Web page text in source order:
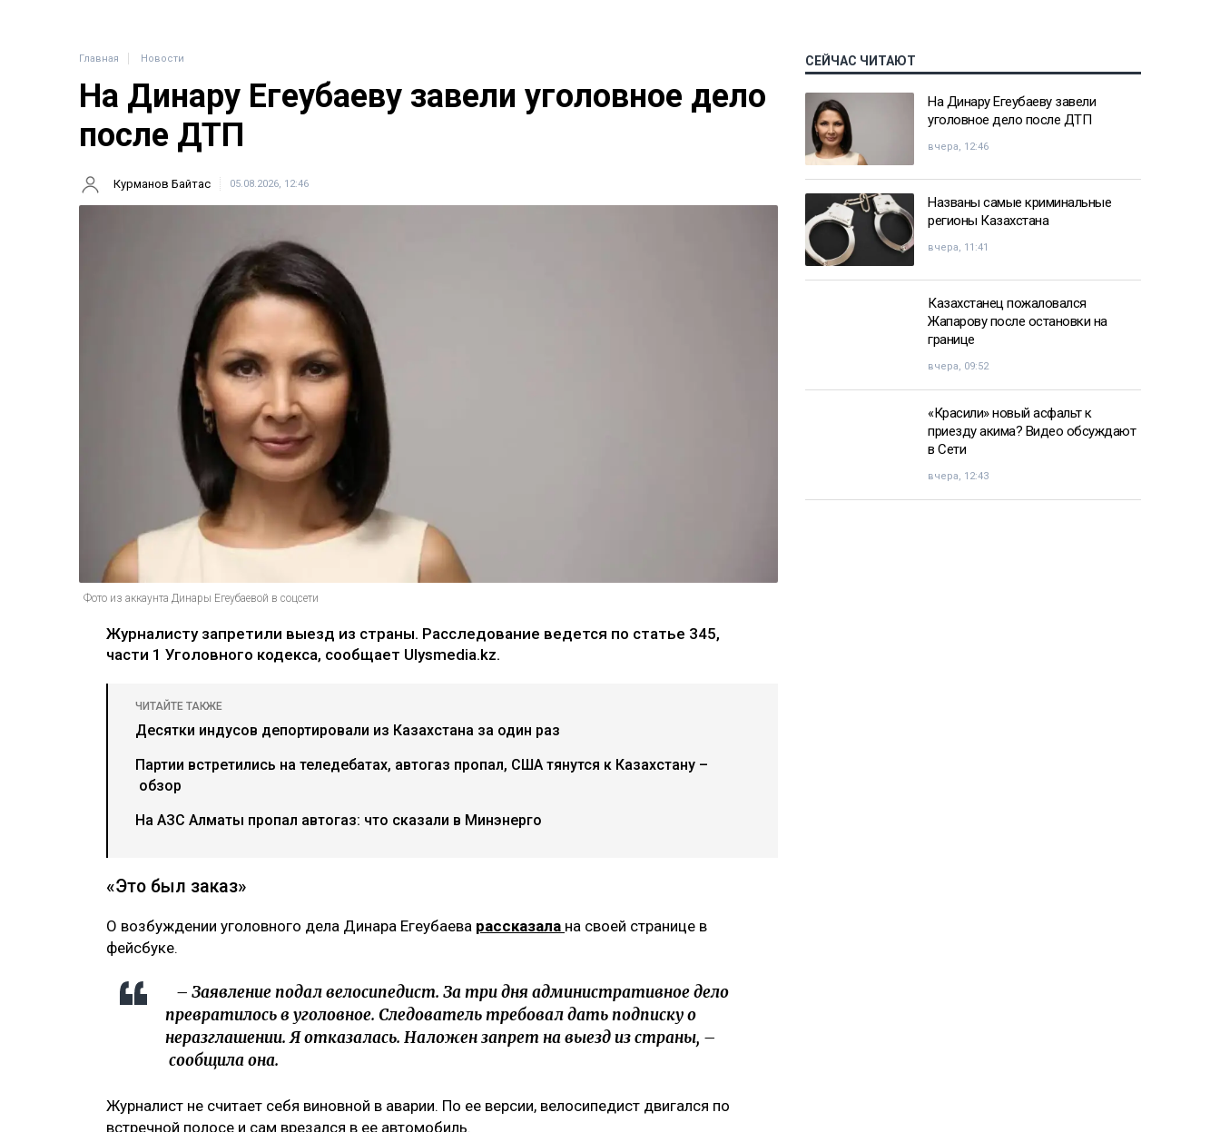
Главная Новости
На Динару Егеубаеву завели уголовное дело
после ДТП
Курманов Байтас 05.08.2026, 12:46
Фото из аккаунта Динары Егеубаевой в соцсети
Журналисту запретили выезд из страны. Расследование ведется по статье 345,
части 1 Уголовного кодекса, сообщает Ulysmedia.kz.
ЧИТАЙТЕ ТАКЖЕ
Десятки индусов депортировали из Казахстана за один раз
Партии встретились на теледебатах, автогаз пропал, США тянутся к Казахстану –
обзор
На АЗС Алматы пропал автогаз: что сказали в Минэнерго
«Это был заказ»
О возбуждении уголовного дела Динара Егеубаева рассказала на своей странице в
фейсбуке.
– Заявление подал велосипедист. За три дня административное дело
превратилось в уголовное. Следователь требовал дать подписку о
неразглашении. Я отказалась. Наложен запрет на выезд из страны, –
сообщила она.
Журналист не считает себя виновной в аварии. По ее версии, велосипедист двигался по
встречной полосе и сам врезался в ее автомобиль.
СЕЙЧАС ЧИТАЮТ
На Динару Егеубаеву завели
уголовное дело после ДТП
вчера, 12:46
Названы самые криминальные
регионы Казахстана
вчера, 11:41
Казахстанец пожаловался
Жапарову после остановки на
границе
вчера, 09:52
«Красили» новый асфальт к
приезду акима? Видео обсуждают
в Сети
вчера, 12:43